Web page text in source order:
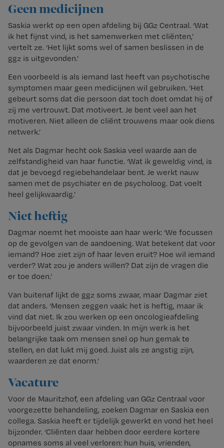
Geen medicijnen
Saskia werkt op een open afdeling bij GGz Centraal. ‘Wat
ik het fijnst vind, is het samenwerken met cliënten,’
vertelt ze. ‘Het lijkt soms wel of samen beslissen in de
ggz is uitgevonden.’
Een voorbeeld is als iemand last heeft van psychotische
symptomen maar geen medicijnen wil gebruiken. ‘Het
gebeurt soms dat die persoon dat toch doet omdat hij of
zij me vertrouwt. Dat motiveert. Je bent veel aan het
motiveren. Niet alleen de cliënt trouwens maar ook diens
netwerk.’
Net als Dagmar hecht ook Saskia veel waarde aan de
zelfstandigheid van haar functie. ‘Wat ik geweldig vind, is
dat je bevoegd regiebehandelaar bent. Je werkt nauw
samen met de psychiater en de psycholoog. Dat voelt
heel gelijkwaardig.’
Niet heftig
Dagmar noemt het mooiste aan haar werk: ‘We focussen
op de gevolgen van de aandoening. Wat betekent dat voor
iemand? Hoe ziet zijn of haar leven eruit? Hoe wil iemand
verder? Wat zou je anders willen? Dat zijn de vragen die
er toe doen.’
Van buitenaf lijkt de ggz soms zwaar, maar Dagmar ziet
dat anders. ‘Mensen zeggen vaak: het is heftig, maar ik
vind dat niet. Ik zou werken op een oncologieafdeling
bijvoorbeeld juist zwaar vinden. In mijn werk is het
belangrijke taak om mensen snel op hun gemak te
stellen, en dat lukt mij goed. Juist als ze angstig zijn,
waarderen ze dat enorm.’
Vacature
Voor de Mauritzhof, een afdeling van GGz Centraal voor
voorgezette behandeling, zoeken Dagmar en Saskia een
collega. Saskia heeft er tijdelijk gewerkt en vond het heel
bijzonder. ‘Cliënten daar hebben door eerdere kortere
opnames soms al veel verloren: hun huis, vrienden,